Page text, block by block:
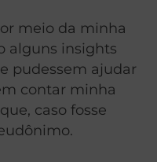
meio da minha
alguns insights
pudessem ajudar
contar minha
caso fosse